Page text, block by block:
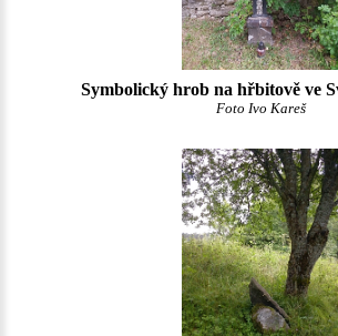
Symbolický hrob na hřbitově ve
Foto Ivo Kareš